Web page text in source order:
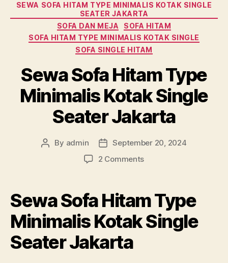
SEWA SOFA HITAM TYPE MINIMALIS KOTAK SINGLE
SEATER JAKARTA
SOFA DAN MEJA
SOFA HITAM
SOFA HITAM TYPE MINIMALIS KOTAK SINGLE
SOFA SINGLE HITAM
Sewa Sofa Hitam Type
Minimalis Kotak Single
Seater Jakarta
Post
By admin
Post
date
September 20, 2024
2 Commentson
Hitam
Type
Minimalis
Kotak
Sewa Sofa Hitam Type
Minimalis Kotak Single
Seater Jakarta